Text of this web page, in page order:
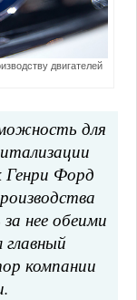
двигателей
для
Генри Форд
нее обеими
компании